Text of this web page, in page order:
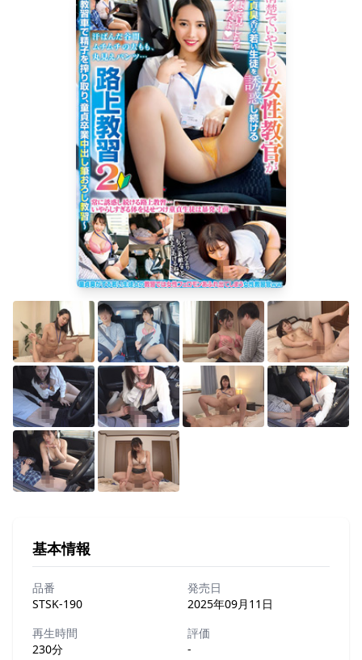
基本情報
品番
STSK-190
発売日
2025年09月11日
再生時間
230分
評価
-